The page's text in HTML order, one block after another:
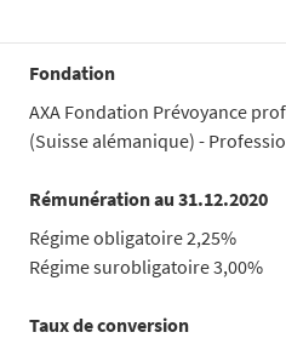
Fondation
AXA Fondation Prévoyance
(Suisse alémanique) -
Rémunération au 31.12.2020
Régime obligatoire 2,25%
Régime surobligatoire 3,00%
Taux de conversion